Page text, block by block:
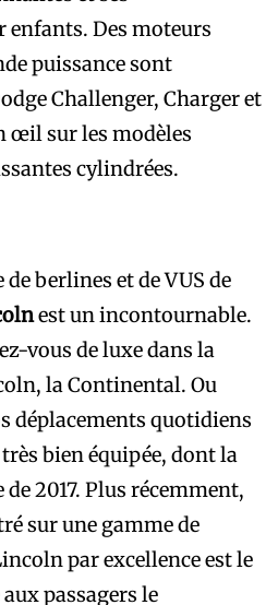
Des moteurs
puissance sont
Challenger, Charger et
œil sur les modèles
cylindrées.
berlines et de VUS de
est un incontournable.
vous de luxe dans la
la Continental. Ou
déplacements quotidiens
bien équipée, dont la
2017. Plus récemment,
sur une gamme de
par excellence est le
passagers le